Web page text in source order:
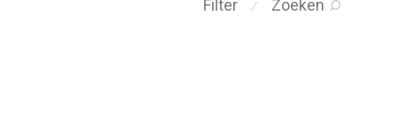
Filter ⁄ Zoeken